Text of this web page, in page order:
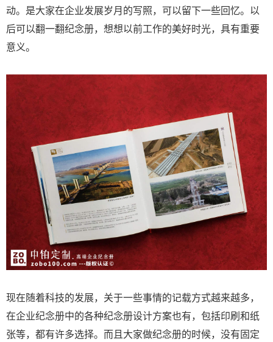
动。是大家在企业发展岁月的写照，可以留下一些回忆。以
后可以翻一翻纪念册，想想以前工作的美好时光，具有重要
意义。
现在随着科技的发展，关于一些事情的记载方式越来越多，
在企业纪念册中的各种纪念册设计方案也有，包括印刷和纸
张等，都有许多选择。而且大家做纪念册的时候，没有固定